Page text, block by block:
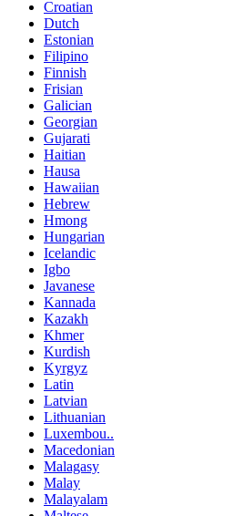
Croatian
Dutch
Estonian
Filipino
Finnish
Frisian
Galician
Georgian
Gujarati
Haitian
Hausa
Hawaiian
Hebrew
Hmong
Hungarian
Icelandic
Igbo
Javanese
Kannada
Kazakh
Khmer
Kurdish
Kyrgyz
Latin
Latvian
Lithuanian
Luxembou..
Macedonian
Malagasy
Malay
Malayalam